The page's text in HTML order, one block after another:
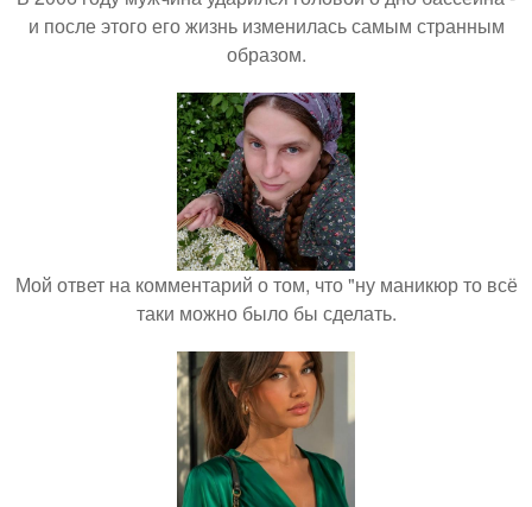
и после этого его жизнь изменилась самым странным
образом.
Мой ответ на комментарий о том, что "ну маникюр то всё
таки можно было бы сделать.